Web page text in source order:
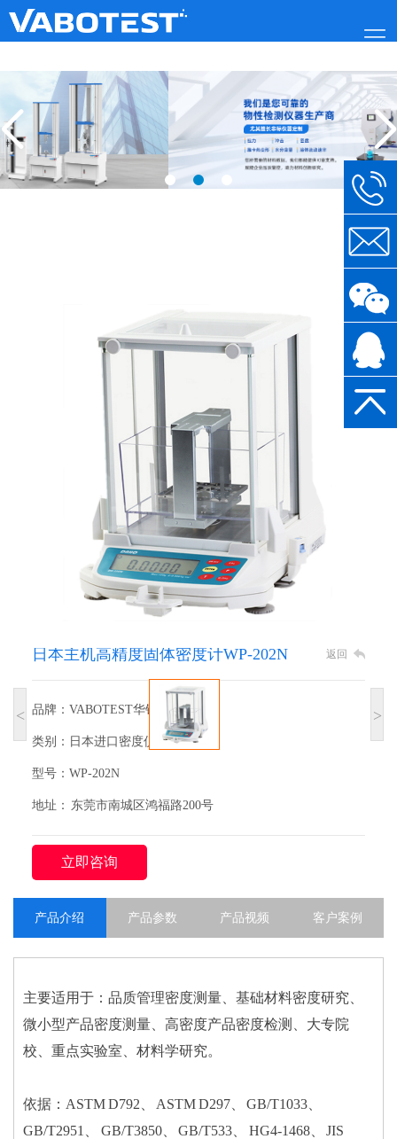
< >
日本主机高精度固体密度计WP-202N 返回
品牌：VABOTEST华铂仪器
类别：日本进口密度仪
型号：WP-202N
地址： 东莞市南城区鸿福路200号
立即咨询
产品介绍 产品参数 产品视频 客户案例
主要适用于：品质管理密度测量、基础材料密度研究、
微小型产品密度测量、高密度产品密度检测、大专院
校、重点实验室、材料学研究。
依据：ASTM D792、 ASTM D297、 GB/T1033、
GB/T2951、 GB/T3850、 GB/T533、 HG4-1468、 JIS